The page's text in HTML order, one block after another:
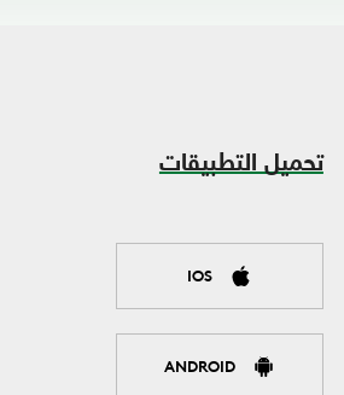
تحميل التطبيقات
IOS
ANDROID